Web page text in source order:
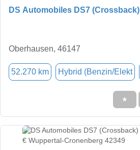
DS Automobiles DS7 (Crossback)
Oberhausen, 46147
52.270 km Hybrid (Benzin/Elekt
★